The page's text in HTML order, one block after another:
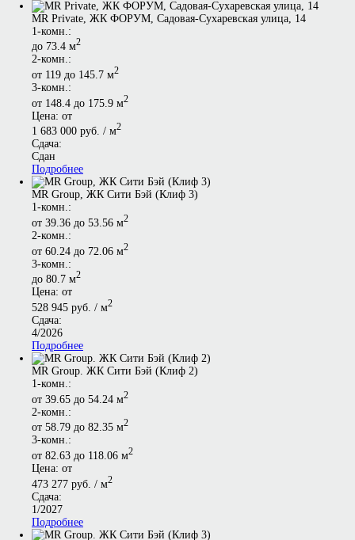
MR Private, ЖК ФОРУМ, Садовая-Сухаревская улица, 14
1-комн.:
до 73.4 м2
2-комн.:
от 119 до 145.7 м2
3-комн.:
от 148.4 до 175.9 м2
Цена: от
1 683 000 руб. / м2
Сдача:
Сдан
Подробнее
MR Group, ЖК Сити Бэй (Клиф 3)
1-комн.:
от 39.36 до 53.56 м2
2-комн.:
от 60.24 до 72.06 м2
3-комн.:
до 80.7 м2
Цена: от
528 945 руб. / м2
Сдача:
4/2026
Подробнее
MR Group. ЖК Сити Бэй (Клиф 2)
1-комн.:
от 39.65 до 54.24 м2
2-комн.:
от 58.79 до 82.35 м2
3-комн.:
от 82.63 до 118.06 м2
Цена: от
473 277 руб. / м2
Сдача:
1/2027
Подробнее